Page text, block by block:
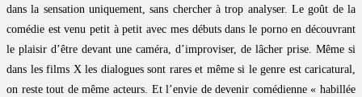
dans la sensation uniquement, sans chercher à trop analyser. Le goût de la
comédie est venu petit à petit avec mes débuts dans le porno en découvrant
le plaisir d’être devant une caméra, d’improviser, de lâcher prise. Même si
dans les films X les dialogues sont rares et même si le genre est caricatural,
on reste tout de même acteurs. Et l’envie de devenir comédienne « habillée